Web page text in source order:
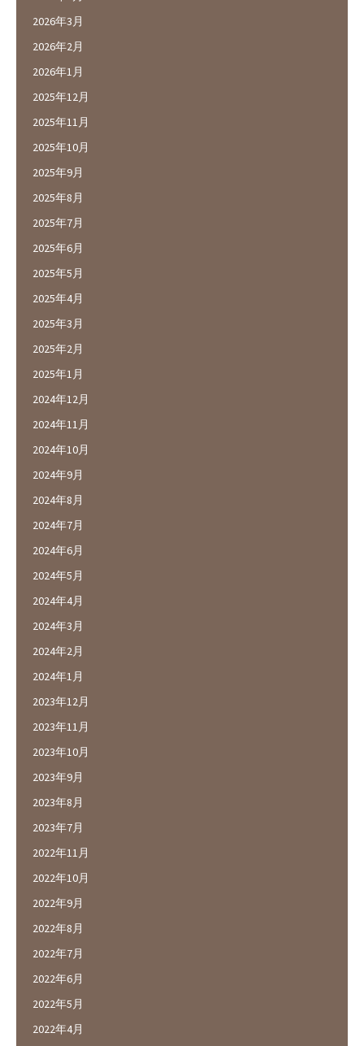
2026年3月
2026年2月
2026年1月
2025年12月
2025年11月
2025年10月
2025年9月
2025年8月
2025年7月
2025年6月
2025年5月
2025年4月
2025年3月
2025年2月
2025年1月
2024年12月
2024年11月
2024年10月
2024年9月
2024年8月
2024年7月
2024年6月
2024年5月
2024年4月
2024年3月
2024年2月
2024年1月
2023年12月
2023年11月
2023年10月
2023年9月
2023年8月
2023年7月
2022年11月
2022年10月
2022年9月
2022年8月
2022年7月
2022年6月
2022年5月
2022年4月